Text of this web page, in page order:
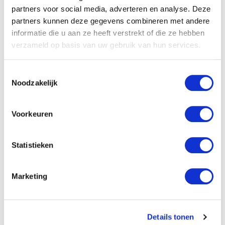
partners voor social media, adverteren en analyse. Deze
partners kunnen deze gegevens combineren met andere
informatie die u aan ze heeft verstrekt of die ze hebben
verzameld op basis van uw gebruik van hun services.
Noodzakelijk
Voorkeuren
Statistieken
Marketing
Details tonen
leer ik mijn cursisten in de
masterpractitioner opleiding
en ook zij halen hele
goede resultaten met deze manier.
Uiteraard hoef je niet bij elk probleem op zoek te gaan
Je wilt niet weten
wat voor een effect het heeft
op mensen wanneer ze